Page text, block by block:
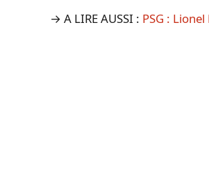
→ A LIRE AUSSI : PSG :